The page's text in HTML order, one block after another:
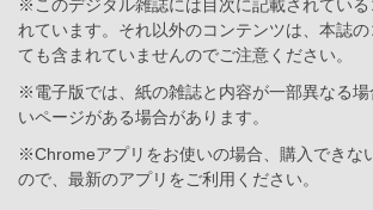
※このデジタル雑誌には目次に記載されている
れています。それ以外のコンテンツは、本誌
ても含まれていませんのでご注意ください。
※電子版では、紙の雑誌と内容が一部異なる
いページがある場合があります。
※Chromeアプリをお使いの場合、購入できな
ので、最新のアプリをご利用ください。